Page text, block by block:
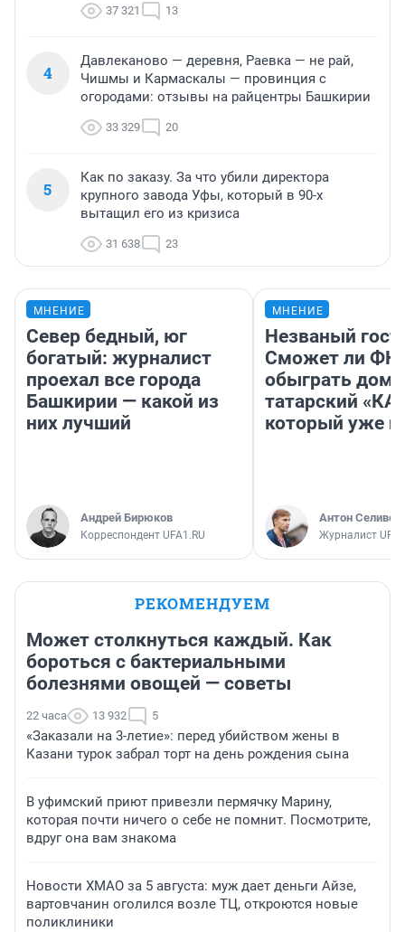
37 321 13
4
Давлеканово — деревня, Раевка — не рай,
Чишмы и Кармаскалы — провинция с
огородами: отзывы на райцентры Башкирии
33 329 20
5
Как по заказу. За что убили директора
крупного завода Уфы, который в 90-х
вытащил его из кризиса
31 638 23
МНЕНИЕ
Север бедный, юг
богатый: журналист
проехал все города
Башкирии — какой из
них лучший
Андрей Бирюков
Корреспондент UFA1.RU
МНЕНИЕ
Незваный
Сможет ли ФК
обыграть дома
татарский
который уже
Антон
Журналист
РЕКОМЕНДУЕМ
Может столкнуться каждый. Как
бороться с бактериальными
болезнями овощей — советы
22 часа 13 932 5
«Заказали на 3-летие»: перед убийством жены в
Казани турок забрал торт на день рождения сына
В уфимский приют привезли пермячку Марину,
которая почти ничего о себе не помнит. Посмотрите,
вдруг она вам знакома
Новости ХМАО за 5 августа: муж дает деньги Айзе,
вартовчанин оголился возле ТЦ, откроются новые
поликлиники